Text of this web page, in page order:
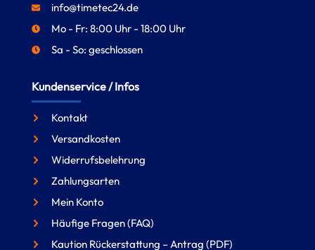
info@timetec24.de
Mo - Fr: 8:00 Uhr - 18:00 Uhr
Sa - So: geschlossen
Kundenservice / Infos
Kontakt
Versandkosten
Widerrufsbelehrung
Zahlungsarten
Mein Konto
Häufige Fragen (FAQ)
Kaution Rückerstattung – Antrag (PDF)